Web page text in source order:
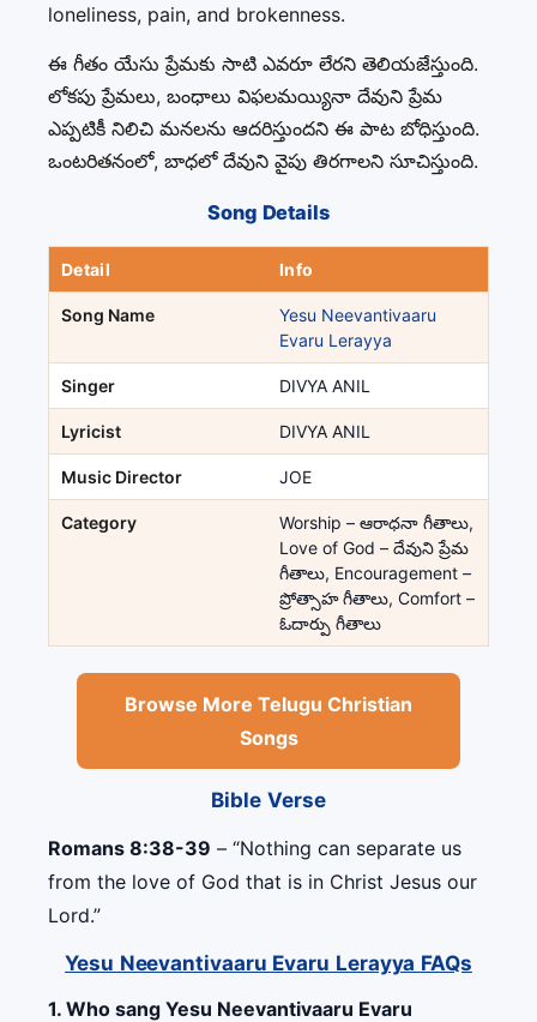
loneliness, pain, and brokenness.
ఈ గీతం యేసు ప్రేమకు సాటి ఎవరూ లేరని తెలియజేస్తుంది.
లోకపు ప్రేమలు, బంధాలు విఫలమయ్యినా దేవుని ప్రేమ
ఎప్పటికీ నిలిచి మనలను ఆదరిస్తుందని ఈ పాట బోధిస్తుంది.
ఒంటరితనంలో, బాధలో దేవుని వైపు తిరగాలని సూచిస్తుంది.
Song Details
Detail Info
Song Name
Yesu Neevantivaaru
Evaru Lerayya
Singer DIVYA ANIL
Lyricist DIVYA ANIL
Music Director JOE
Category
Worship – ఆరాధనా గీతాలు,
Love of God – దేవుని ప్రేమ
గీతాలు, Encouragement –
ప్రోత్సాహ గీతాలు, Comfort –
ఓదార్పు గీతాలు
Browse More Telugu Christian
Songs
Bible Verse
Romans 8:38-39 – “Nothing can separate us
from the love of God that is in Christ Jesus our
Lord.”
Yesu Neevantivaaru Evaru Lerayya FAQs
1. Who sang Yesu Neevantivaaru Evaru